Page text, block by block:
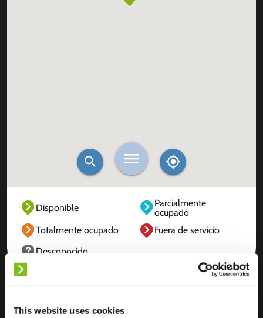
This website uses cookies
Disponible
Parcialmente
ocupado
Totalmente ocupado
Fuera de servicio
Desconocido